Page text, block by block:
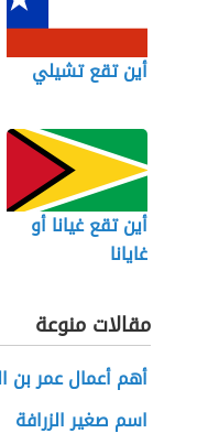
أين تقع تشيلي
أين تقع غيانا أو
غايانا
مقالات منوعة
أهم أعمال عمر بن
اسم صغير الزرافة